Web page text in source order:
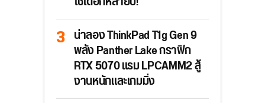
น่าลอง ThinkPad T1g Gen 9
พลัง Panther Lake กราฟิก
RTX 5070 แรม LPCAMM2 สู้
งานหนักและเกมมิ่ง